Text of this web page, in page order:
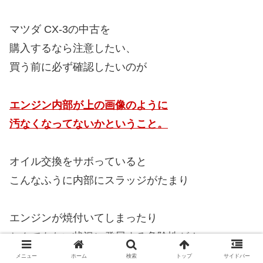
マツダ CX-3の中古を
購入するなら注意したい、
買う前に必ず確認したいのが
エンジン内部が上の画像のように
汚なくなってないかということ。
オイル交換をサボっていると
こんなふうに内部にスラッジがたまり
エンジンが焼付いてしまったり
とんでもない状況に発展する危険性が！
メニュー ホーム 検索 トップ サイドバー